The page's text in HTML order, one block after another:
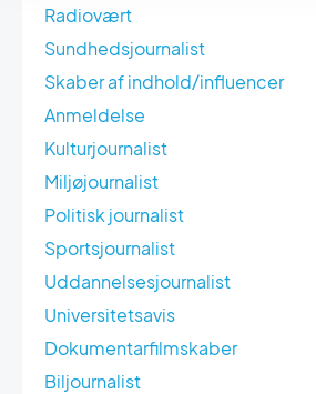
Radiovært
Sundhedsjournalist
Skaber af indhold/influencer
Anmeldelse
Kulturjournalist
Miljøjournalist
Politisk journalist
Sportsjournalist
Uddannelsesjournalist
Universitetsavis
Dokumentarfilmskaber
Biljournalist